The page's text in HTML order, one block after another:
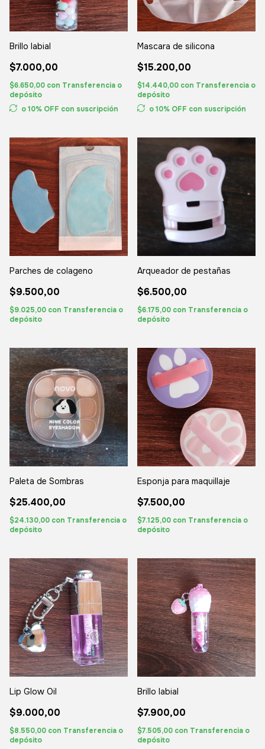
Brillo labial
$7.000,00
$6.650,00 con Transferencia o
depósito
o 10% OFF con suscripción
Mascara de silicona
$15.200,00
$14.440,00 con Transferencia o
depósito
o 10% OFF con suscripción
Parches de colageno
$9.500,00
$9.025,00 con Transferencia o
depósito
Arqueador de pestañas
$6.500,00
$6.175,00 con Transferencia o
depósito
Paleta de Sombras
$25.400,00
$24.130,00 con Transferencia o
depósito
Esponja para maquillaje
$7.500,00
$7.125,00 con Transferencia o
depósito
Lip Glow Oil
$9.000,00
$8.550,00 con Transferencia o
depósito
Brillo labial
$7.900,00
$7.505,00 con Transferencia o
depósito